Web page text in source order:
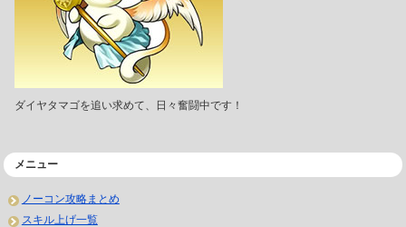
ダイヤタマゴを追い求めて、日々奮闘中です！
メニュー
ノーコン攻略まとめ
スキル上げ一覧